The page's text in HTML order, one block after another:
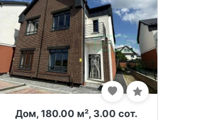
Дом, 180.00 м², 3.00 сот.